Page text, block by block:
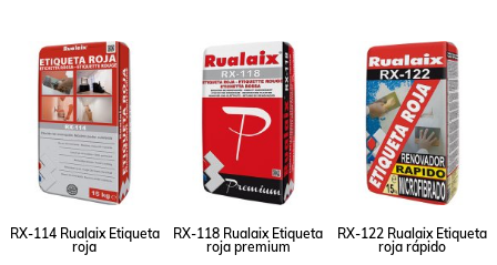
RX-114 Rualaix Etiqueta
roja
RX-118 Rualaix Etiqueta
roja premium
RX-122 Rualaix Etiqueta
roja rápido